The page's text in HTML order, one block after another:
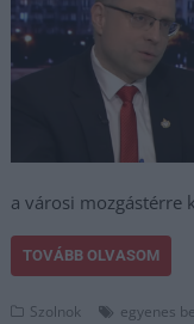
a városi mozgástérre
TOVÁBB OLVASOM
Szolnok egyenes